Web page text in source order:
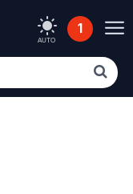
AUTO
1